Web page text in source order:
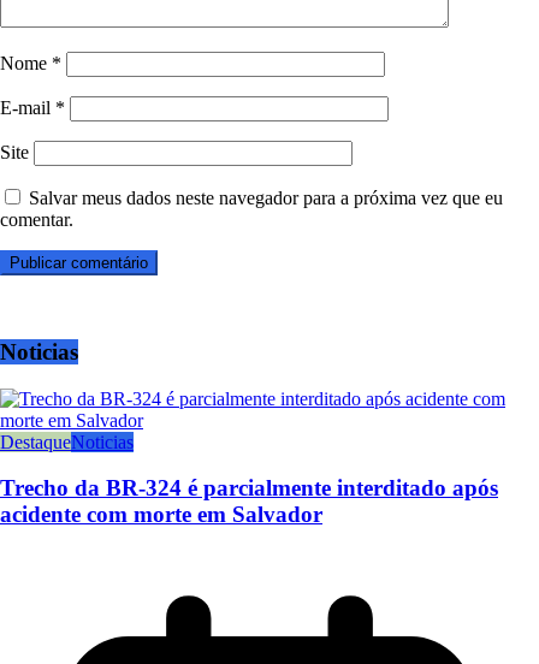
Nome *
E-mail *
Site
Salvar meus dados neste navegador para a próxima vez que eu
comentar.
Noticias
DestaqueNoticias
Trecho da BR-324 é parcialmente interditado após
acidente com morte em Salvador